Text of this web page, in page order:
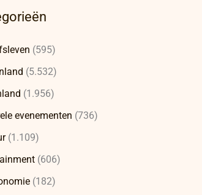
(595)
(5.532)
(1.956)
evenementen (736)
(1.109)
(606)
(182)